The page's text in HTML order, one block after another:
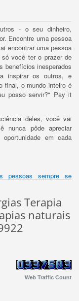
- o seu dinheiro,
Encontre uma pessoa
encontrar uma pessoa
só você ter o prazer de
benefícios inesperados
inspirar os outros, e
final, o mundo inteiro é
posso servir?" Pay it
deles, você vai
nunca pôde apreciar
em cada
pessoas sempre se
Terapia
naturais
Web Traffic Count